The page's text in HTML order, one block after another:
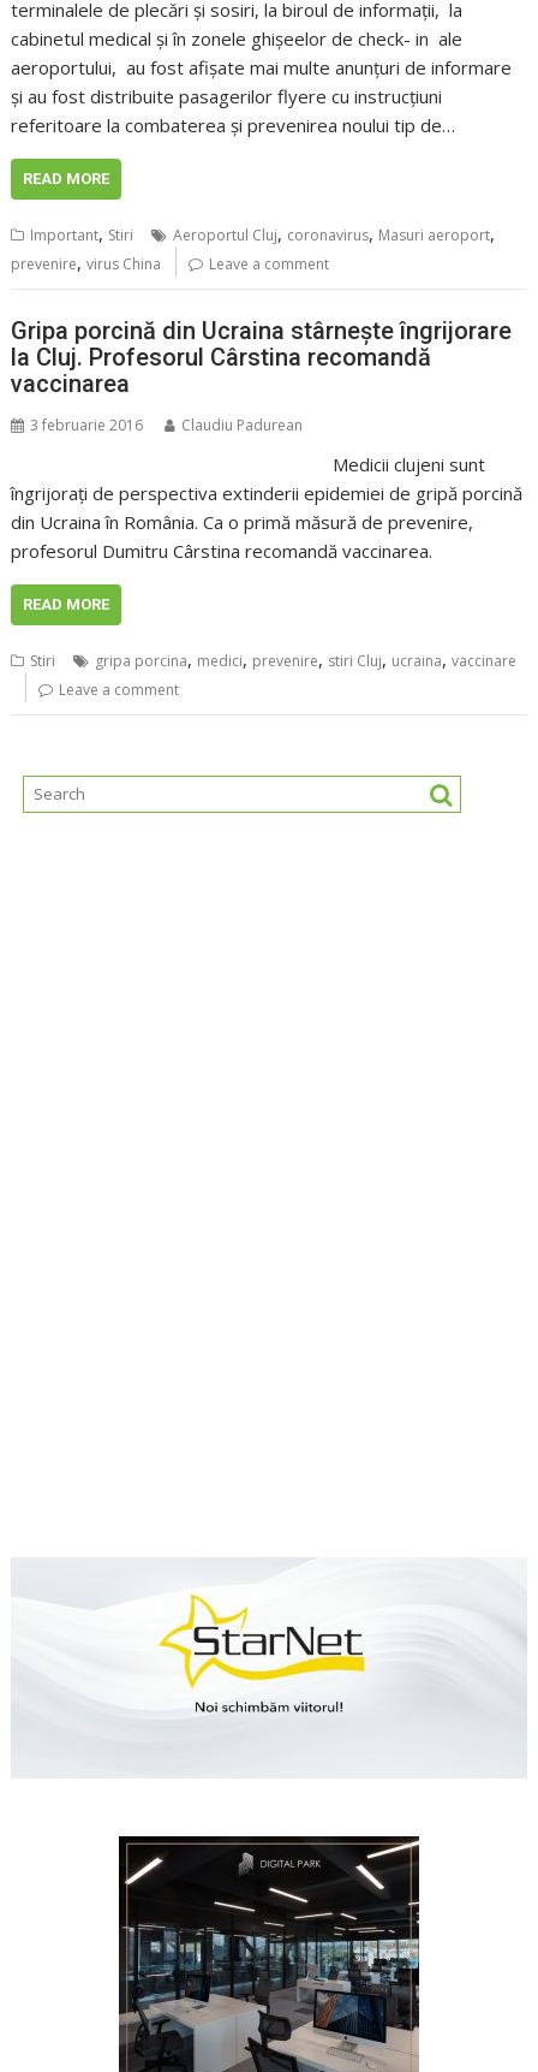
terminalele de plecări și sosiri, la biroul de informații, la
cabinetul medical și în zonele ghișeelor de check- in ale
aeroportului, au fost afișate mai multe anunțuri de informare
și au fost distribuite pasagerilor flyere cu instrucțiuni
referitoare la combaterea și prevenirea noului tip de…
READ MORE
Important, Stiri Aeroportul Cluj, coronavirus, Masuri aeroport,
prevenire,virus China Leave a comment
Gripa porcină din Ucraina stârnește îngrijorare
la Cluj. Profesorul Cârstina recomandă
vaccinarea
3 februarie 2016 Claudiu Padurean
Medicii clujeni sunt
îngrijorați de perspectiva extinderii epidemiei de gripă porcină
din Ucraina în România. Ca o primă măsură de prevenire,
profesorul Dumitru Cârstina recomandă vaccinarea.
READ MORE
Stiri gripa porcina, medici, prevenire, stiri Cluj, ucraina,vaccinare
Leave a comment